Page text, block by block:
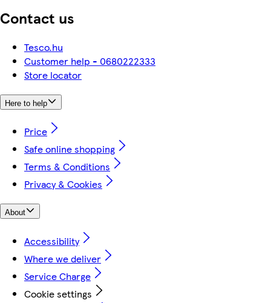
Contact us
Tesco.hu
Customer help - 0680222333
Store locator
Here to help
Price
Safe online shopping
Terms & Conditions
Privacy & Cookies
About
Accessibility
Where we deliver
Service Charge
Cookie settings